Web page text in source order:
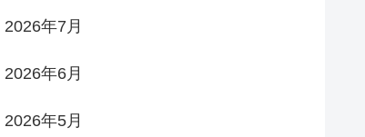
2026年7月
2026年6月
2026年5月